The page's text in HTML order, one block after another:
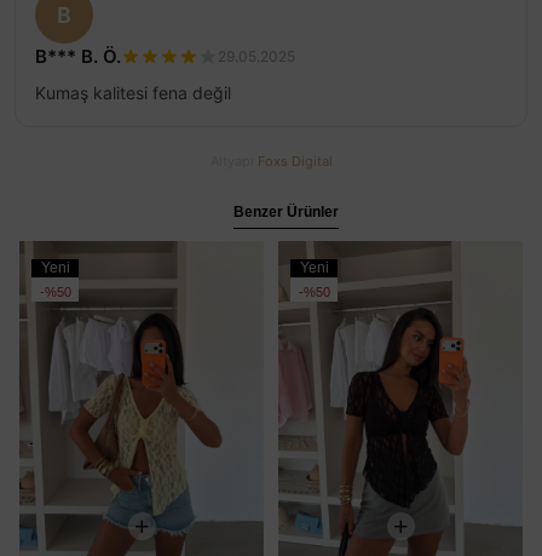
B
B*** B. Ö. 29.05.2025
Kumaş kalitesi fena değil
Foxs Digital
Benzer Ürünler
Yeni
Ürün
%50
Yeni
Ürün
%50